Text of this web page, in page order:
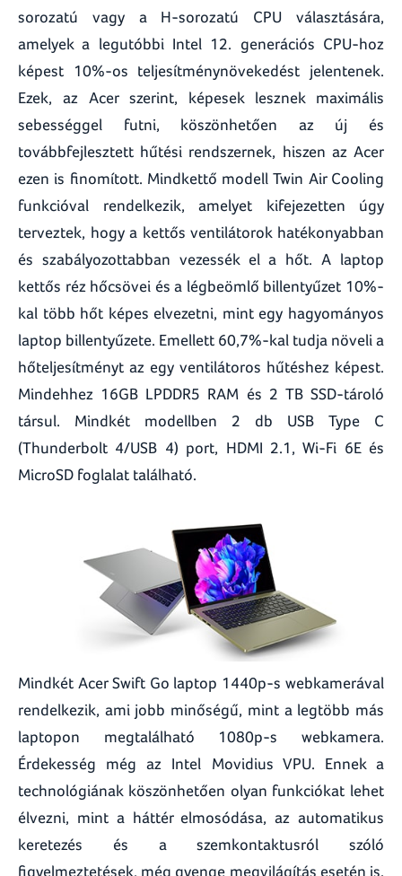
sorozatú vagy a H-sorozatú CPU választására,
amelyek a legutóbbi Intel 12. generációs CPU-hoz
képest 10%-os teljesítménynövekedést jelentenek.
Ezek, az Acer szerint, képesek lesznek maximális
sebességgel futni, köszönhetően az új és
továbbfejlesztett hűtési rendszernek, hiszen az Acer
ezen is finomított. Mindkettő modell Twin Air Cooling
funkcióval rendelkezik, amelyet kifejezetten úgy
terveztek, hogy a kettős ventilátorok hatékonyabban
és szabályozottabban vezessék el a hőt. A laptop
kettős réz hőcsövei és a légbeömlő billentyűzet 10%-
kal több hőt képes elvezetni, mint egy hagyományos
laptop billentyűzete. Emellett 60,7%-kal tudja növeli a
hőteljesítményt az egy ventilátoros hűtéshez képest.
Mindehhez 16GB LPDDR5 RAM és 2 TB SSD-tároló
társul. Mindkét modellben 2 db USB Type C
(Thunderbolt 4/USB 4) port, HDMI 2.1, Wi-Fi 6E és
MicroSD foglalat található.
Mindkét Acer Swift Go laptop 1440p-s webkamerával
rendelkezik, ami jobb minőségű, mint a legtöbb más
laptopon megtalálható 1080p-s webkamera.
Érdekesség még az Intel Movidius VPU. Ennek a
technológiának köszönhetően olyan funkciókat lehet
élvezni, mint a háttér elmosódása, az automatikus
keretezés és a szemkontaktusról szóló
figyelmeztetések, még gyenge megvilágítás esetén is.